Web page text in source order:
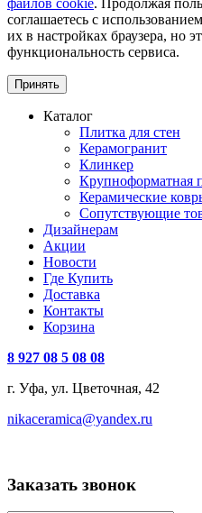
файлов cookie. Продолжая
соглашаетесь с
их в настройках браузера, но
функциональность сервиса.
Принять
Каталог
Плитка для стен
Керамогранит
Клинкер
Крупноформатная
Керамические
Сопутствующие
Дизайнерам
Акции
Новости
Где Купить
Доставка
Контакты
Корзина
8 927 08 5 08 08
г. Уфа, ул. Цветочная, 42
nikaceramica@yandex.ru
Заказать звонок